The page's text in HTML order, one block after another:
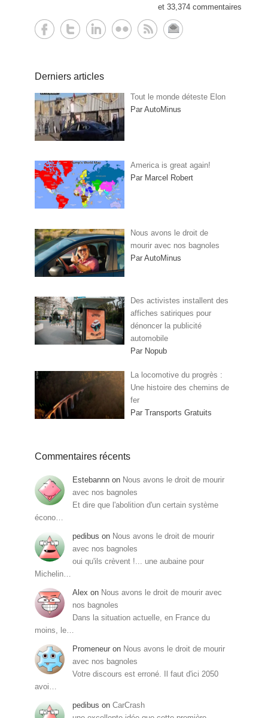
et 33,374 commentaires
Derniers articles
Tout le monde déteste Elon
Par AutoMinus
America is great again!
Par Marcel Robert
Nous avons le droit de
mourir avec nos bagnoles
Par AutoMinus
Des activistes installent des
affiches satiriques pour
dénoncer la publicité
automobile
Par Nopub
La locomotive du progrès :
Une histoire des chemins de
fer
Par Transports Gratuits
Commentaires récents
Estebannn on Nous avons le droit de mourir
avec nos bagnoles
Et dire que l'abolition d'un certain système
écono…
pedibus on Nous avons le droit de mourir
avec nos bagnoles
oui qu'ils crèvent !... une aubaine pour
Michelin…
Alex on Nous avons le droit de mourir avec
nos bagnoles
Dans la situation actuelle, en France du
moins, le…
Promeneur on Nous avons le droit de mourir
avec nos bagnoles
Votre discours est erroné. Il faut d'ici 2050
avoi…
pedibus on CarCrash